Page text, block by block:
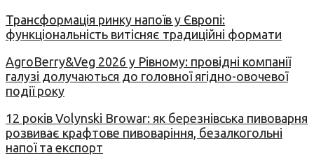
Трансформація ринку напоїв у Європі:
функціональність витісняє традиційні формати
AgroBerry&Veg 2026 у Рівному: провідні компанії
галузі долучаються до головної ягідно-овочевої
події року
12 років Volynski Browar: як березнівська пивоварня
розвиває крафтове пивоваріння, безалкогольні
напої та експорт